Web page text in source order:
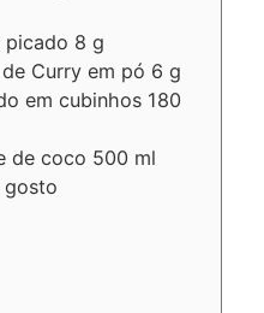
picado 8 g
Curry em pó 6 g
em cubinhos 180
de coco 500 ml
gosto